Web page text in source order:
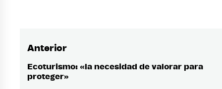
Navegación
de
Anterior
Entrada
anterior:
Ecoturismo: «la necesidad de valorar para
proteger»